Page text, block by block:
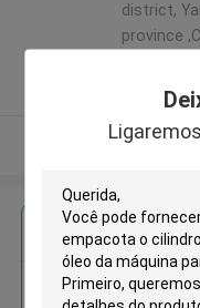
district,
province
Obter o